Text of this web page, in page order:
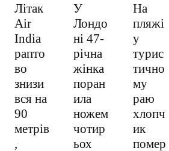
Літак
Air
India
рапто
во
знизи
вся на
90
метрів
,
У
Лондо
ні 47-
річна
жінка
поран
ила
ножем
чотир
ьох
На
пляжі
у
турис
тично
му
раю
хлопч
ик
помер